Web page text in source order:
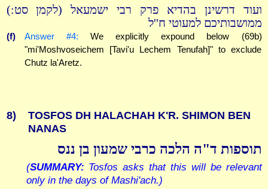
ועוד דרשינן בהדיא פרק רבי ישמעאל (לקמן סט:)
ממושבותיכם למעוטי ח''ל
(f) Answer #4: We explicitly expound below (69b)
"mi'Moshvoseichem [Tavi'u Lechem Tenufah]" to exclude
Chutz la'Aretz.
8)
TOSFOS DH HALACHAH K'R. SHIMON BEN
NANAS
תוספות ד"ה הלכה כרבי שמעון בן ננס
(SUMMARY: Tosfos asks that this will be relevant
only in the days of Mashi'ach.)